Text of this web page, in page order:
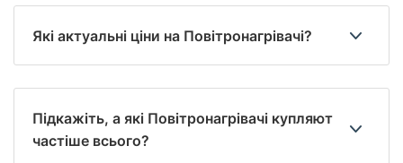
Які актуальні ціни на Повітронагрівачі?
Підкажіть, а які Повітронагрівачі купляют
частіше всього?